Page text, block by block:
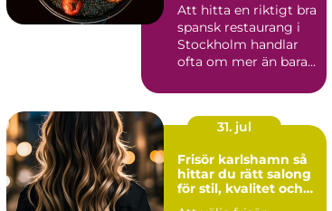
Att hitta en riktigt bra
spansk restaurang i
Stockholm handlar
ofta om mer än bara
31. jul
Frisör karlshamn så
hittar du rätt salong
för stil, kvalitet och